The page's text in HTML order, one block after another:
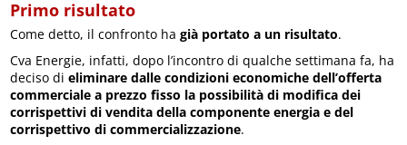
Primo risultato
Come detto, il confronto hagià portato a un risultato.
Cva Energie, infatti, dopo l’incontro di qualche settimana fa, ha
deciso dieliminare dalle condizioni economiche dell’offerta
commerciale a prezzo fisso la possibilità di modifica dei
corrispettivi di vendita della componente energia e del
corrispettivo di commercializzazione.